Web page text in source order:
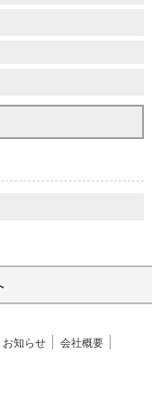
お知らせ
会社概要